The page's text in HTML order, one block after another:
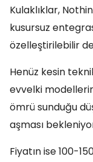
Kulaklıklar,
kusursuz
özelleştirilebilir
Henüz kesin
evvelki
ömrü sunduğu
aşması
Fiyatın ise 100-